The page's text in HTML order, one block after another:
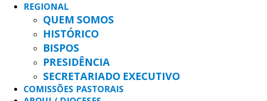
REGIONAL
QUEM SOMOS
HISTÓRICO
BISPOS
PRESIDÊNCIA
SECRETARIADO EXECUTIVO
COMISSÕES PASTORAIS